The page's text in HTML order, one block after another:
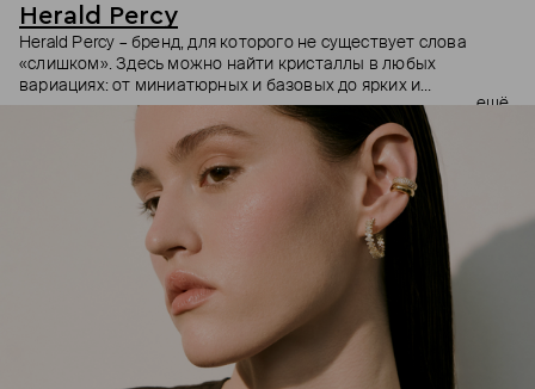
Herald Percy
Herald Percy – бренд, для которого не существует слова
«слишком». Здесь можно найти кристаллы в любых
вариациях: от миниатюрных и базовых до ярких и
массивных, которые сразу становятся главным элементом
образа. Героиня бренда – девушка из мегаполиса, которой
нужно как минимум 25 часов в сутках, чтобы все успеть, и
внушительный арсенал украшений, чтобы, поменяв серьги,
поехать на вечеринку сразу из офиса.
ещё